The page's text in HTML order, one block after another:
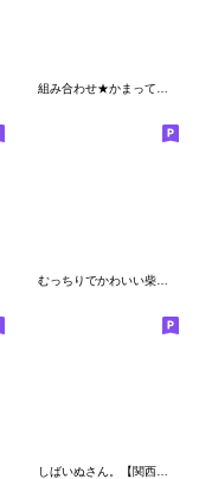
組み合わせ★かまってチビ柴セット32
むっちりでかわいい柴犬２
しばいぬさん。【関西弁2】